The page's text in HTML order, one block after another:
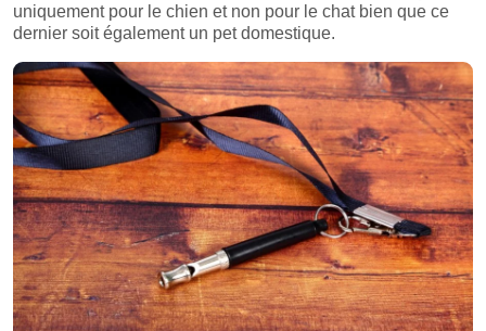
uniquement pour le chien et non pour le chat bien que ce
dernier soit également un pet domestique.